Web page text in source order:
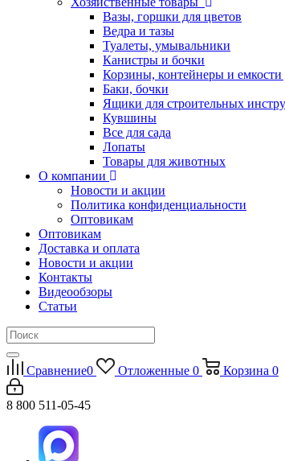
Вазы, горшки для цветов
Ведра и тазы
Туалеты, умывальники
Канистры и бочки
Корзины, контейнеры и емкости
Баки, бочки
Ящики для строительных
Кувшины
Все для сада
Лопаты
Товары для животных
О компании
Новости и акции
Политика конфиденциальности
Оптовикам
Оптовикам
Доставка и оплата
Новости и акции
Контакты
Видеообзоры
Статьи
Сравнение0 Отложенные 0 Корзина 0
8 800 511-05-45